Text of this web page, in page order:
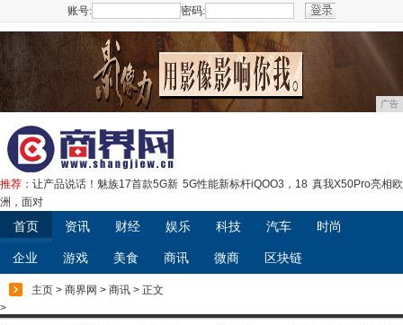
账号: 密码:
广告
推荐： 让产品说话！魅族17首款5G新 5G性能新标杆iQOO3，18 真我X50Pro亮相欧
洲，面对
首页 资讯 财经 娱乐 科技 汽车 时尚
企业 游戏 美食 商讯 微商 区块链
主页 > 商界网 > 商讯 > 正文
>